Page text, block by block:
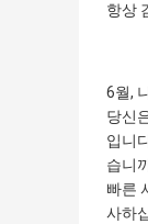
항상
6월,
당신
입니
습니
빠른
사하